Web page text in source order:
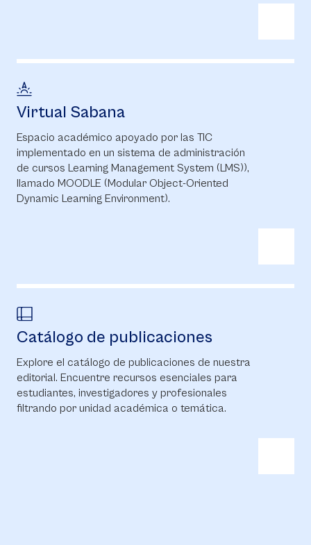
Virtual Sabana
Espacio académico apoyado por las TIC
implementado en un sistema de administración
de cursos Learning Management System (LMS)),
llamado MOODLE (Modular Object-Oriented
Dynamic Learning Environment).
Catálogo de publicaciones
Explore el catálogo de publicaciones de nuestra
editorial. Encuentre recursos esenciales para
estudiantes, investigadores y profesionales
filtrando por unidad académica o temática.